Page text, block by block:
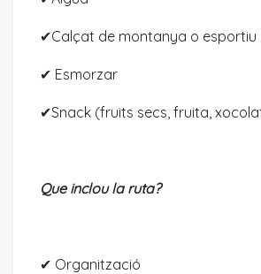
✔︎Calçat de montanya o esportiu
✔︎ Esmorzar
✔︎Snack (fruits secs, fruita,
Que inclou la ruta?
✔︎ Organització